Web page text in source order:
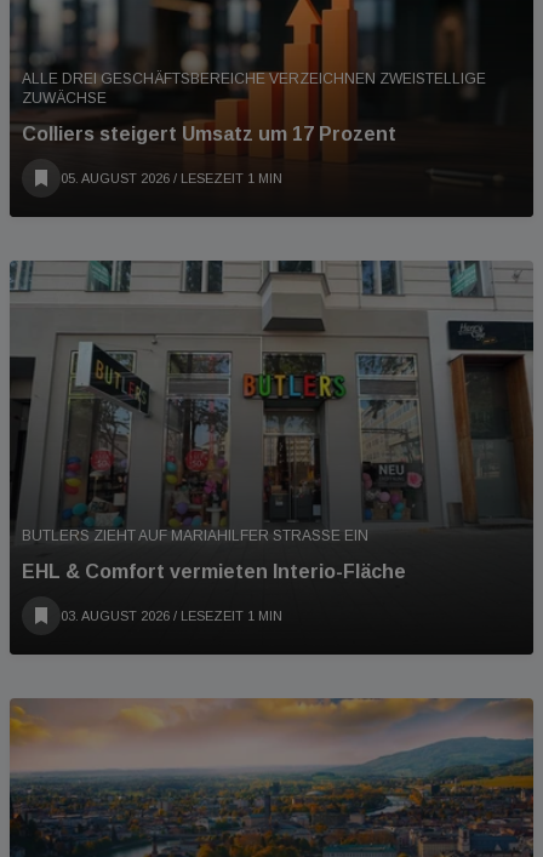
ALLE DREI GESCHÄFTSBEREICHE VERZEICHNEN ZWEISTELLIGE
ZUWÄCHSE
Colliers steigert Umsatz um 17 Prozent
05. AUGUST 2026 / LESEZEIT 1 MIN
BUTLERS ZIEHT AUF MARIAHILFER STRASSE EIN
EHL & Comfort vermieten Interio-Fläche
03. AUGUST 2026 / LESEZEIT 1 MIN